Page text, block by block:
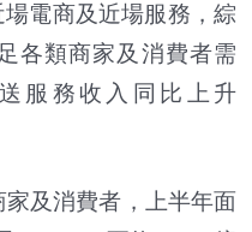
電商及近場服務，綜
各類商家及消費者需
服務收入同比上升
及消費者，上半年面